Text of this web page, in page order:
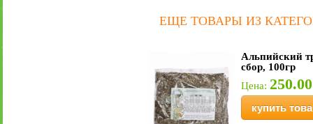
ЕЩЕ ТОВАРЫ ИЗ
Альпийский
сбор, 100гр
Цена:
купить